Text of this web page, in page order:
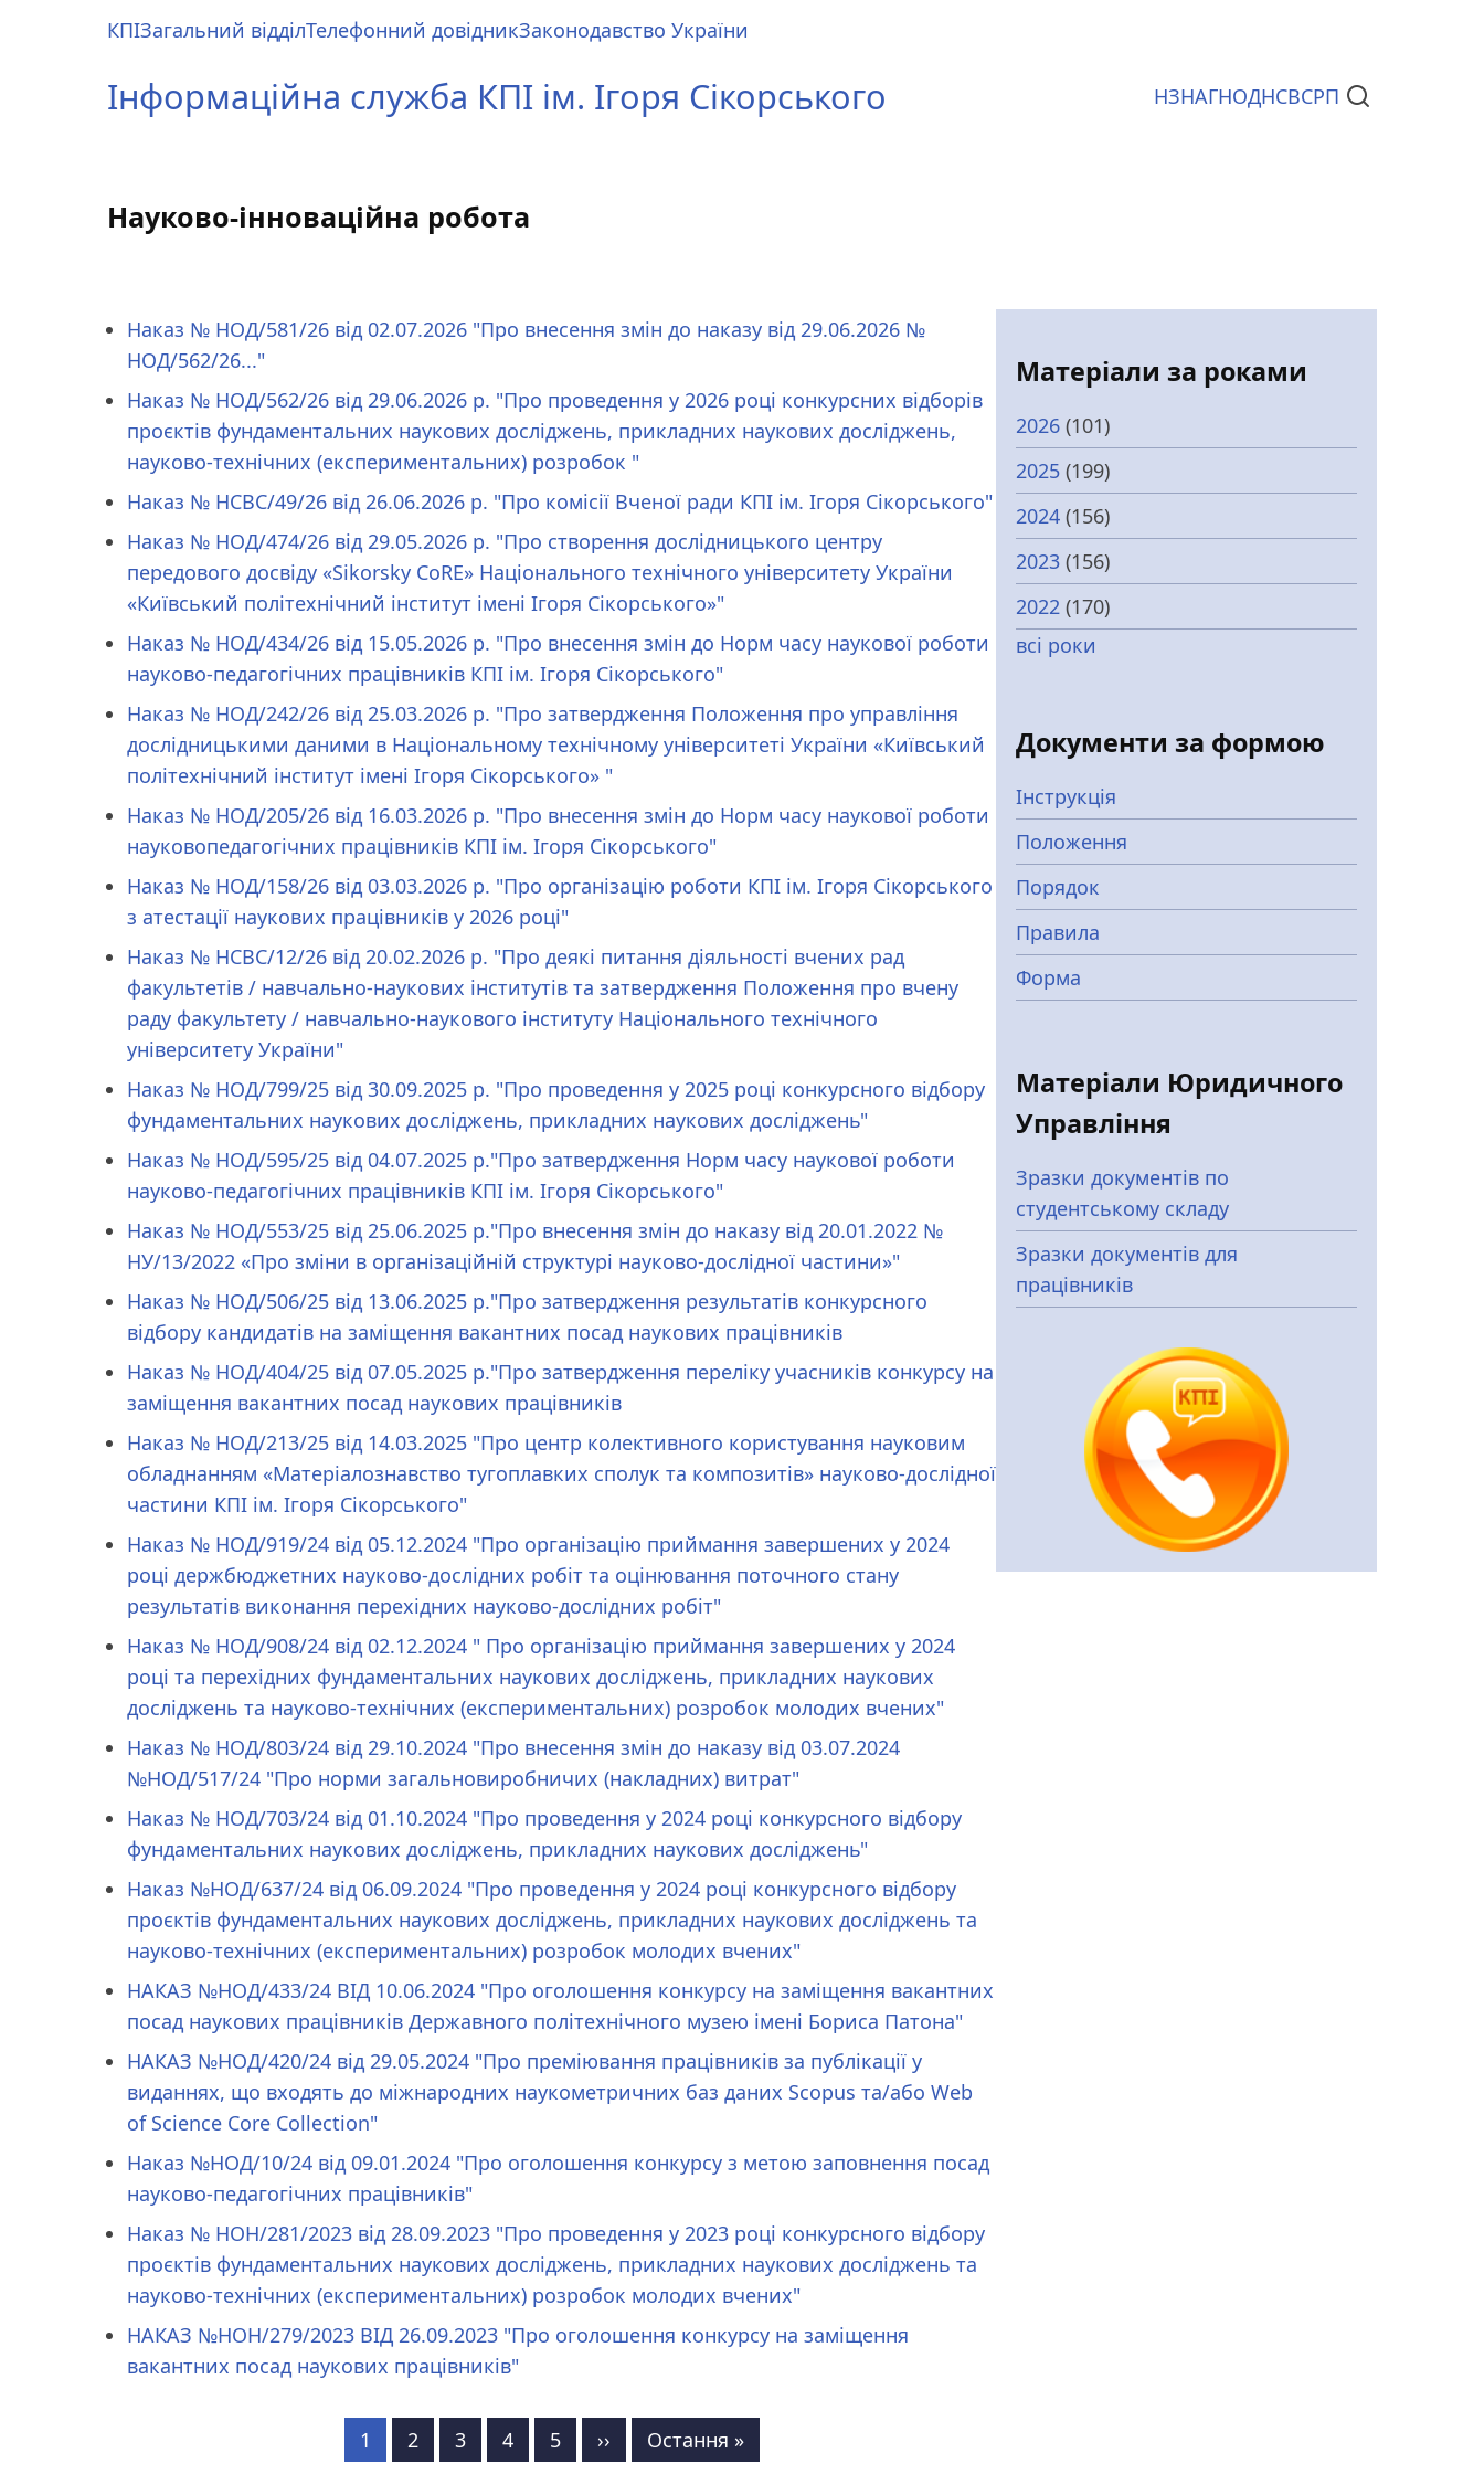
menu
КПІЗагальний відділТелефонний довідникЗаконодавство України
Інформаційна служба КПІ ім. Ігоря Сікорського Документи
НЗНАГНОДНСВСРП
Науково-інноваційна робота
Наказ № НОД/581/26 від 02.07.2026 "Про внесення змін до наказу від 29.06.2026 №
НОД/562/26..."
Наказ № НОД/562/26 від 29.06.2026 р. "Про проведення у 2026 році конкурсних відборів
проєктів фундаментальних наукових досліджень, прикладних наукових досліджень,
науково-технічних (експериментальних) розробок "
Наказ № НCBC/49/26 від 26.06.2026 р. "Про комісії Вченої ради КПІ ім. Ігоря Сікорського"
Наказ № НОД/474/26 від 29.05.2026 р. "Про створення дослідницького центру
передового досвіду «Sikorsky CoRE» Національного технічного університету України
«Київський політехнічний інститут імені Ігоря Сікорського»"
Наказ № НОД/434/26 від 15.05.2026 р. "Про внесення змін до Норм часу наукової роботи
науково-педагогічних працівників КПІ ім. Ігоря Сікорського"
Наказ № НОД/242/26 від 25.03.2026 р. "Про затвердження Положення про управління
дослідницькими даними в Національному технічному університеті України «Київський
політехнічний інститут імені Ігоря Сікорського» "
Наказ № НОД/205/26 від 16.03.2026 р. "Про внесення змін до Норм часу наукової роботи
науковопедагогічних працівників КПІ ім. Ігоря Сікорського"
Наказ № НОД/158/26 від 03.03.2026 р. "Про організацію роботи КПІ ім. Ігоря Сікорського
з атестації наукових працівників у 2026 році"
Наказ № НCBC/12/26 від 20.02.2026 р. "Про деякі питання діяльності вчених рад
факультетів / навчально-наукових інститутів та затвердження Положення про вчену
раду факультету / навчально-наукового інституту Національного технічного
університету України"
Наказ № НОД/799/25 від 30.09.2025 р. "Про проведення у 2025 році конкурсного відбору
фундаментальних наукових досліджень, прикладних наукових досліджень"
Наказ № НОД/595/25 від 04.07.2025 р."Про затвердження Норм часу наукової роботи
науково-педагогічних працівників КПІ ім. Ігоря Сікорського"
Наказ № НОД/553/25 від 25.06.2025 р."Про внесення змін до наказу від 20.01.2022 №
НУ/13/2022 «Про зміни в організаційній структурі науково-дослідної частини»"
Наказ № НОД/506/25 від 13.06.2025 р."Про затвердження результатів конкурсного
відбору кандидатів на заміщення вакантних посад наукових працівників
Наказ № НОД/404/25 від 07.05.2025 р."Про затвердження переліку учасників конкурсу на
заміщення вакантних посад наукових працівників
Наказ № НОД/213/25 від 14.03.2025 "Про центр колективного користування науковим
обладнанням «Матеріалознавство тугоплавких сполук та композитів» науково-дослідної
частини КПІ ім. Ігоря Сікорського"
Наказ № НОД/919/24 від 05.12.2024 "Про організацію приймання завершених у 2024
році держбюджетних науково-дослідних робіт та оцінювання поточного стану
результатів виконання перехідних науково-дослідних робіт"
Наказ № НОД/908/24 від 02.12.2024 " Про організацію приймання завершених у 2024
році та перехідних фундаментальних наукових досліджень, прикладних наукових
досліджень та науково-технічних (експериментальних) розробок молодих вчених"
Наказ № НОД/803/24 від 29.10.2024 "Про внесення змін до наказу від 03.07.2024
№НОД/517/24 "Про норми загальновиробничих (накладних) витрат"
Наказ № НОД/703/24 від 01.10.2024 "Про проведення у 2024 році конкурсного відбору
фундаментальних наукових досліджень, прикладних наукових досліджень"
Наказ №НОД/637/24 від 06.09.2024 "Про проведення у 2024 році конкурсного відбору
проєктів фундаментальних наукових досліджень, прикладних наукових досліджень та
науково-технічних (експериментальних) розробок молодих вчених"
НАКАЗ №НОД/433/24 ВІД 10.06.2024 "Про оголошення конкурсу на заміщення вакантних
посад наукових працівників Державного політехнічного музею імені Бориса Патона"
НАКАЗ №НОД/420/24 від 29.05.2024 "Про преміювання працівників за публікації у
виданнях, що входять до міжнародних наукометричних баз даних Scopus та/або Web
of Science Core Collection"
Наказ №НОД/10/24 від 09.01.2024 "Про оголошення конкурсу з метою заповнення посад
науково-педагогічних працівників"
Наказ № НОН/281/2023 від 28.09.2023 "Про проведення у 2023 році конкурсного відбору
проєктів фундаментальних наукових досліджень, прикладних наукових досліджень та
науково-технічних (експериментальних) розробок молодих вчених"
НАКАЗ №НОН/279/2023 ВІД 26.09.2023 "Про оголошення конкурсу на заміщення
вакантних посад наукових працівників"
Сторінка
1 Сторінка
2 Сторінка
3 Сторінка
4 Сторінка
5
Наступна
››
Остання
Остання »
Матеріали за роками
2026 (101)
2025 (199)
2024 (156)
2023 (156)
2022 (170)
всі роки
Документи за формою
Інструкція
Положення
Порядок
Правила
Форма
Матеріали Юридичного
Управління
Зразки документів по
студентському складу
Зразки документів для
працівників